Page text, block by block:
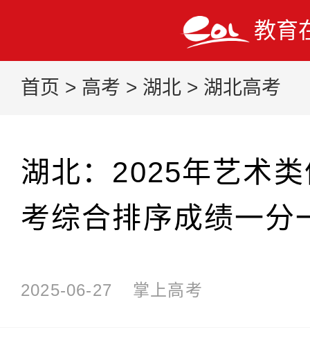
教育
首页 > 高考 > 湖北 > 湖北高考
湖北：2025年艺术
考综合排序成绩一分
2025-06-27 掌上高考